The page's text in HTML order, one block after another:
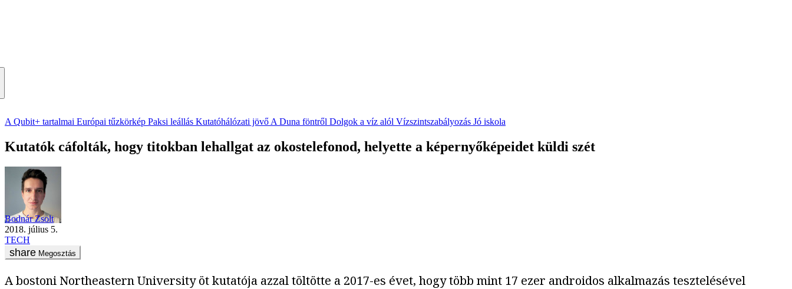
A Qubit+ tartalmai Európai tűzkörkép Paksi leállás Kutatóhálózati jövő A Duna föntről Dolgok a víz alól Vízszintszabályozás Jó iskola
Kutatók cáfolták, hogy titokban lehallgat az okostelefonod, helyette a képernyőképeidet küldi szét
Bodnár Zsolt
2018. július 5.
TECH
Megosztás
A bostoni Northeastern University öt kutatója azzal töltötte a 2017-es évet, hogy több mint 17 ezer androidos alkalmazás tesztelésével